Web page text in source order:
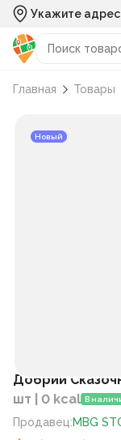
Укажите адрес
Главная Товары
Новый
Добрий
шт | 0 kcal В
Продавец:MBG